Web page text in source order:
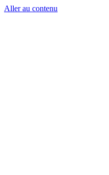
Aller au contenu